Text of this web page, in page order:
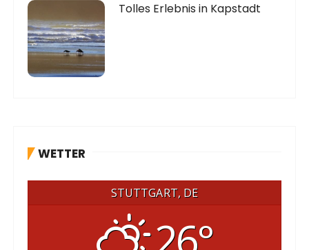
Tolles Erlebnis in Kapstadt
WETTER
STUTTGART, DE